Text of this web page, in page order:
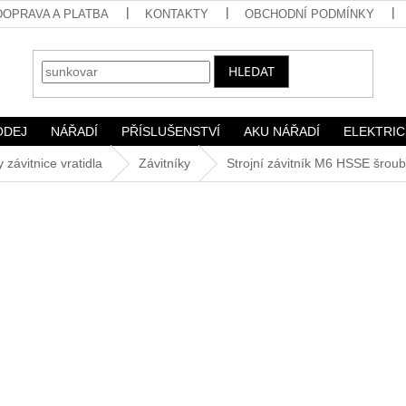
A PLATBA KONTAKTY OBCHODNÍ PODMÍNKY
HLEDAT
NÁŘADÍ PŘÍSLUŠENSTVÍ AKU NÁŘADÍ
závitnice vratidla Závitníky Strojní závitník M6 HSSE